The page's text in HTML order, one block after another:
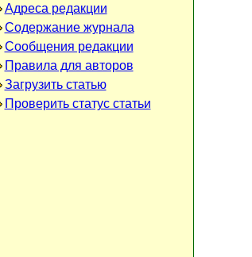
Адреса редакции
Содержание журнала
Сообщения редакции
Правила для авторов
Загрузить статью
Проверить статус статьи